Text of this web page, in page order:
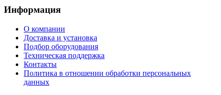
Информация
О компании
Доставка и установка
Подбор оборудования
Техническая поддержка
Контакты
Политика в отношении обработки персональных
данных